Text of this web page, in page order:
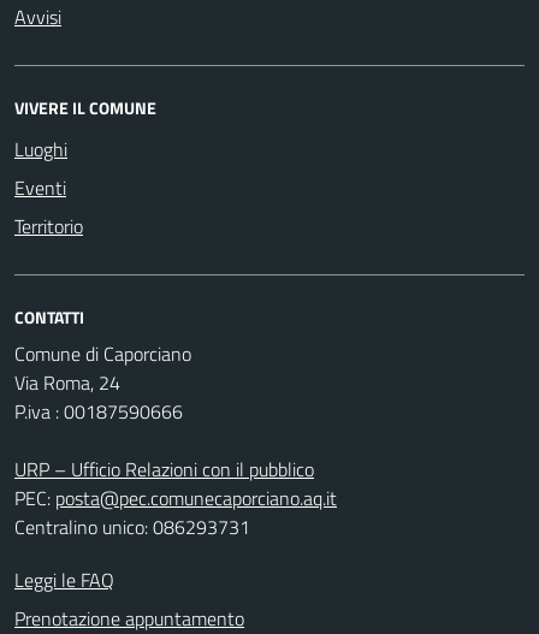
Avvisi
VIVERE IL COMUNE
Luoghi
Eventi
Territorio
CONTATTI
Comune di Caporciano
Via Roma, 24
P.iva : 00187590666
URP – Ufficio Relazioni con il pubblico
PEC: posta@pec.comunecaporciano.aq.it
Centralino unico: 086293731
Leggi le FAQ
Prenotazione appuntamento